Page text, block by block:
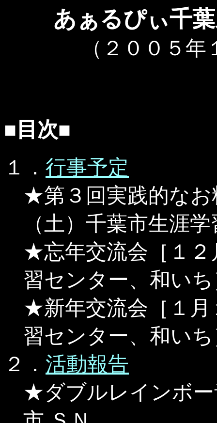
あぁるぴぃ千
（２００５
■目次■
１． 行事予定
★第３回実践的なお
（土）千葉市生涯
★忘年交流会［１２
習センター、和い
★新年交流会［１月
習センター、和い
２． 活動報告
★ダブルレインボ